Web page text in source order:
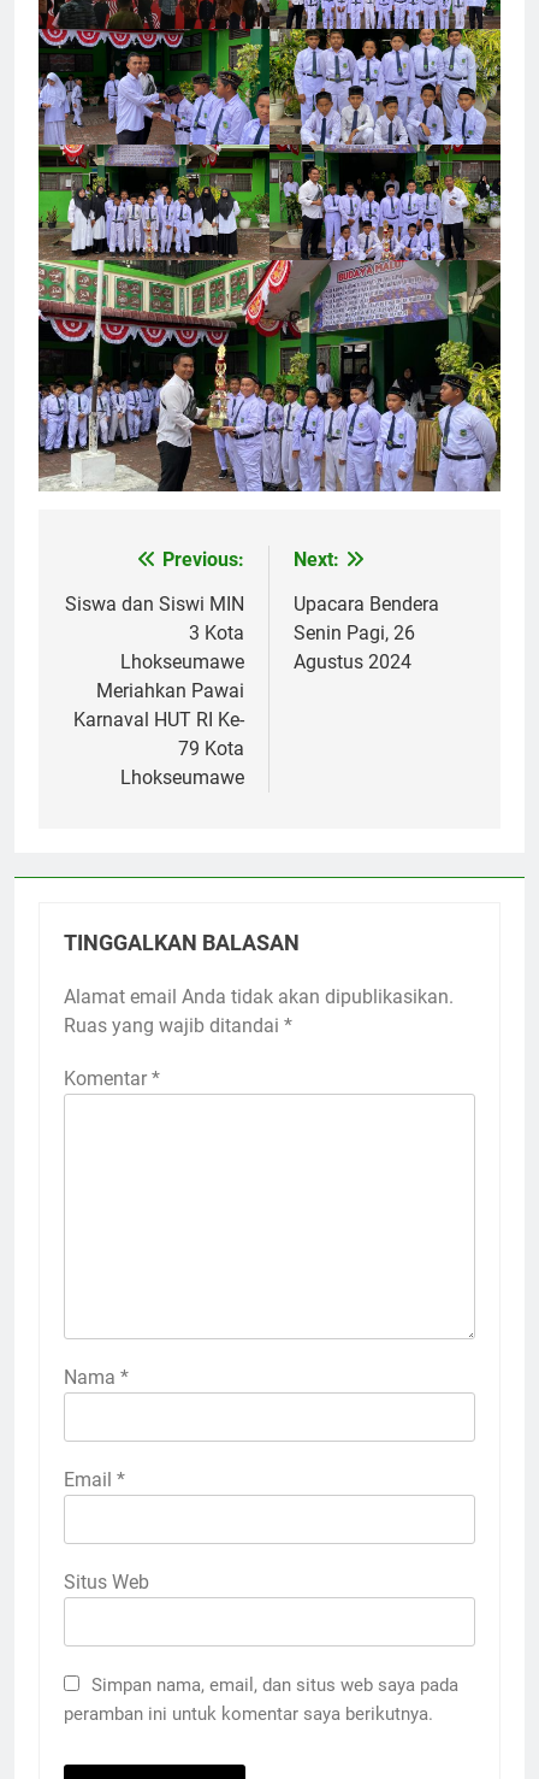
Navigasi
pos
Previous:
Siswa dan Siswi MIN
3 Kota
Lhokseumawe
Meriahkan Pawai
Karnaval HUT RI Ke-
79 Kota
Lhokseumawe
Next:
Upacara Bendera
Senin Pagi, 26
Agustus 2024
TINGGALKAN BALASAN
Alamat email Anda tidak akan dipublikasikan.
Ruas yang wajib ditandai *
Komentar *
Nama *
Email *
Situs Web
Simpan nama, email, dan situs web saya pada
peramban ini untuk komentar saya berikutnya.